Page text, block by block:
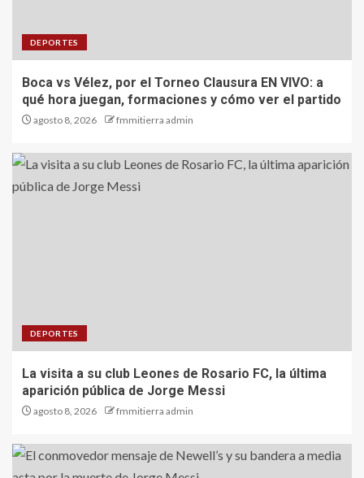
DEPORTES
Boca vs Vélez, por el Torneo Clausura EN VIVO: a
qué hora juegan, formaciones y cómo ver el partido
agosto 8, 2026 fmmitierra admin
DEPORTES
La visita a su club Leones de Rosario FC, la última
aparición pública de Jorge Messi
agosto 8, 2026 fmmitierra admin